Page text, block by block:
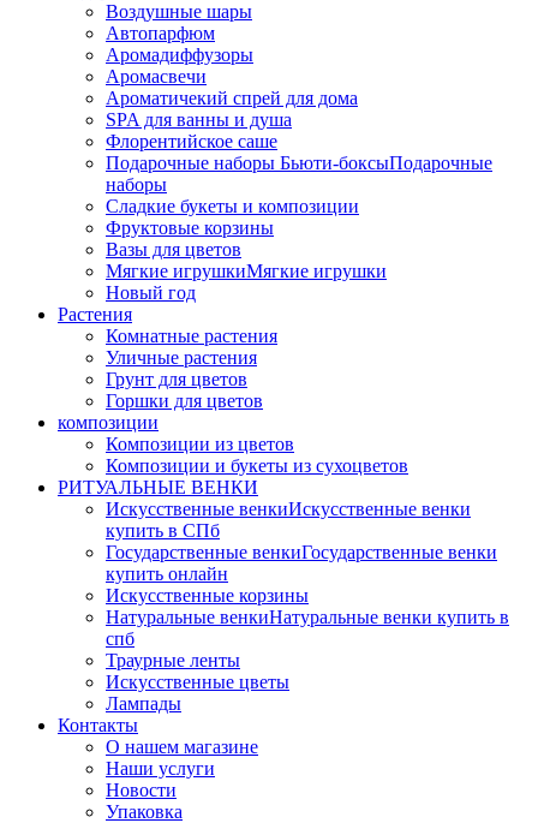
Воздушные шары
Автопарфюм
Аромадиффузоры
Аромасвечи
Ароматичекий спрей для дома
SPA для ванны и душа
Флорентийское саше
Подарочные наборы Бьюти-боксыПодарочные
наборы
Сладкие букеты и композиции
Фруктовые корзины
Вазы для цветов
Мягкие игрушкиМягкие игрушки
Новый год
Растения
Комнатные растения
Уличные растения
Грунт для цветов
Горшки для цветов
композиции
Композиции из цветов
Композиции и букеты из сухоцветов
РИТУАЛЬНЫЕ ВЕНКИ
Искусственные венкиИскусственные венки
купить в СПб
Государственные венкиГосударственные венки
купить онлайн
Искусственные корзины
Натуральные венкиНатуральные венки купить в
спб
Траурные ленты
Искусственные цветы
Лампады
Контакты
О нашем магазине
Наши услуги
Новости
Упаковка